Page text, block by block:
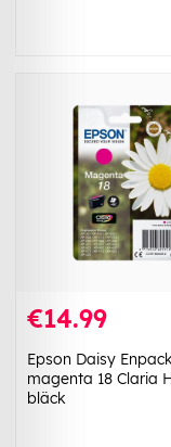
€14.99
Epson Daisy
magenta 18 Claria
bläck